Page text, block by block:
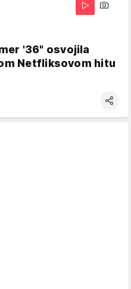
'36" osvojila
Netfliksovom hitu